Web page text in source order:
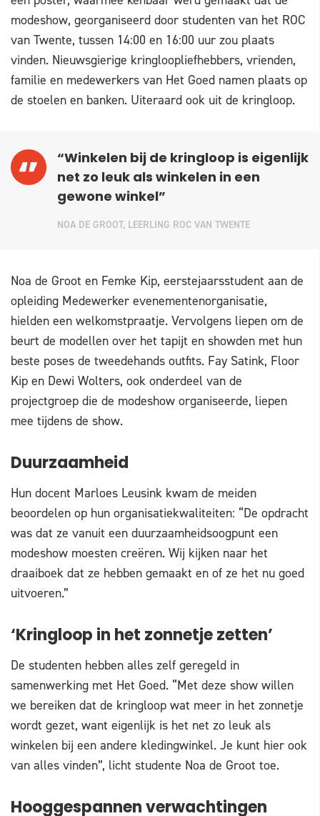
modeshow, georganiseerd door studenten van het ROC
van Twente, tussen 14:00 en 16:00 uur zou plaats
vinden. Nieuwsgierige kringloopliefhebbers, vrienden,
familie en medewerkers van Het Goed namen plaats op
de stoelen en banken. Uiteraard ook uit de kringloop.
“Winkelen bij de kringloop is eigenlijk
net zo leuk als winkelen in een
gewone winkel”
NOA DE GROOT, LEERLING ROC VAN TWENTE
Noa de Groot en Femke Kip, eerstejaarsstudent aan de
opleiding Medewerker evenementenorganisatie,
hielden een welkomstpraatje. Vervolgens liepen om de
beurt de modellen over het tapijt en showden met hun
beste poses de tweedehands outfits. Fay Satink, Floor
Kip en Dewi Wolters, ook onderdeel van de
projectgroep die de modeshow organiseerde, liepen
mee tijdens de show.
Duurzaamheid
Hun docent Marloes Leusink kwam de meiden
beoordelen op hun organisatiekwaliteiten: “De opdracht
was dat ze vanuit een duurzaamheidsoogpunt een
modeshow moesten creëren. Wij kijken naar het
draaiboek dat ze hebben gemaakt en of ze het nu goed
uitvoeren.”
‘Kringloop in het zonnetje zetten’
De studenten hebben alles zelf geregeld in
samenwerking met Het Goed. “Met deze show willen
we bereiken dat de kringloop wat meer in het zonnetje
wordt gezet, want eigenlijk is het net zo leuk als
winkelen bij een andere kledingwinkel. Je kunt hier ook
van alles vinden”, licht studente Noa de Groot toe.
Hooggespannen verwachtingen